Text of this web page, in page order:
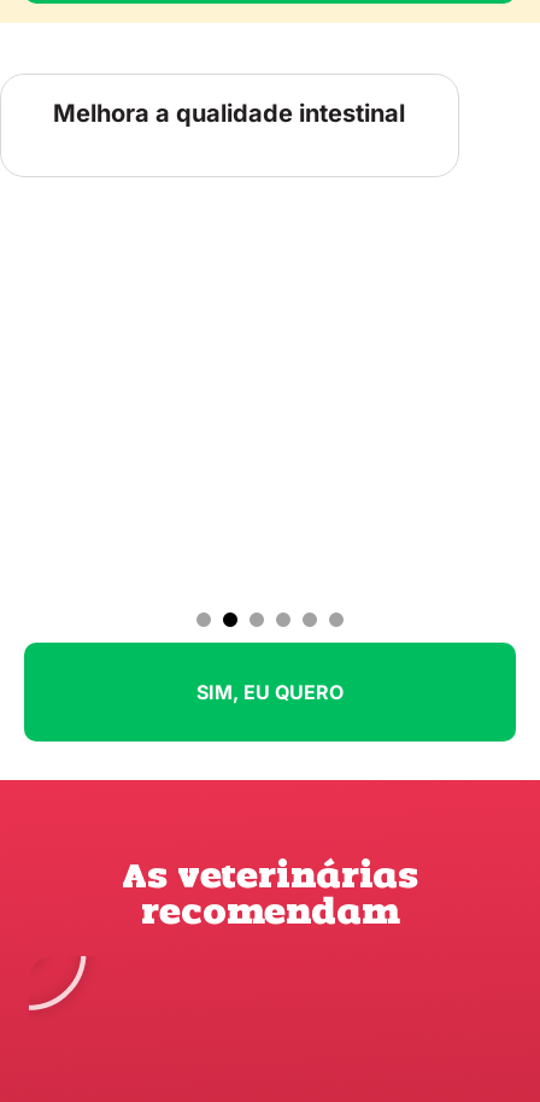
Melhora a qualidade intestinal
3 4 5 6
SIM, EU QUERO
As veterinárias
recomendam